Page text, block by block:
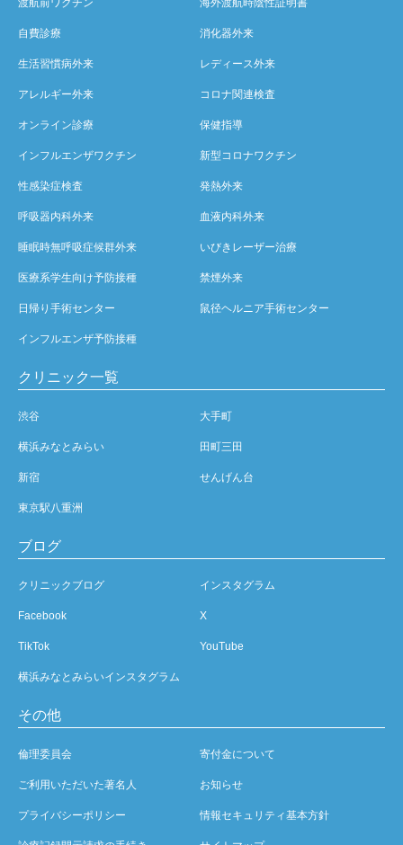
渡航前ワクチン 海外渡航時陰性証明書
自費診療 消化器外来
生活習慣病外来 レディース外来
アレルギー外来 コロナ関連検査
オンライン診療 保健指導
インフルエンザワクチン 新型コロナワクチン
性感染症検査 発熱外来
呼吸器内科外来 血液内科外来
睡眠時無呼吸症候群外来 いびきレーザー治療
医療系学生向け予防接種 禁煙外来
日帰り手術センター 鼠径ヘルニア手術センター
インフルエンザ予防接種
クリニック一覧
渋谷 大手町
横浜みなとみらい 田町三田
新宿 せんげん台
東京駅八重洲
ブログ
クリニックブログ インスタグラム
Facebook X
TikTok YouTube
横浜みなとみらいインスタグラム
その他
倫理委員会 寄付金について
ご利用いただいた著名人 お知らせ
プライバシーポリシー 情報セキュリティ基本方針